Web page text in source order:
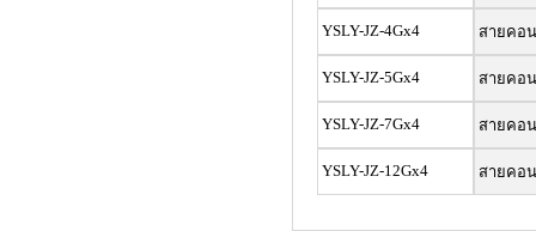
YSLY-JZ-4Gx4 สายคอน
YSLY-JZ-5Gx4 สายคอน
YSLY-JZ-7Gx4 สายคอน
YSLY-JZ-12Gx4 สายคอน